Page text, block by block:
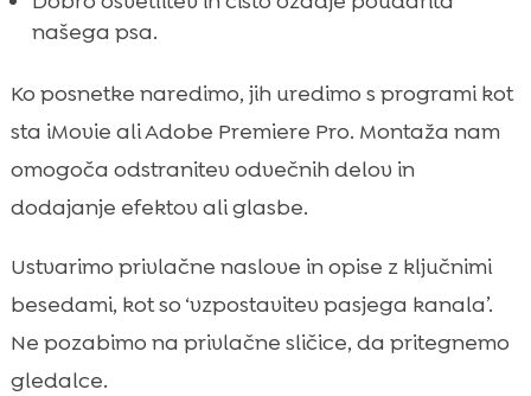
našega psa.
Ko posnetke naredimo, jih uredimo s programi kot
sta iMovie ali Adobe Premiere Pro. Montaža nam
omogoča odstranitev odvečnih delov in
dodajanje efektov ali glasbe.
Ustvarimo privlačne naslove in opise z ključnimi
besedami, kot so ‘vzpostavitev pasjega kanala’.
Ne pozabimo na privlačne sličice, da pritegnemo
gledalce.